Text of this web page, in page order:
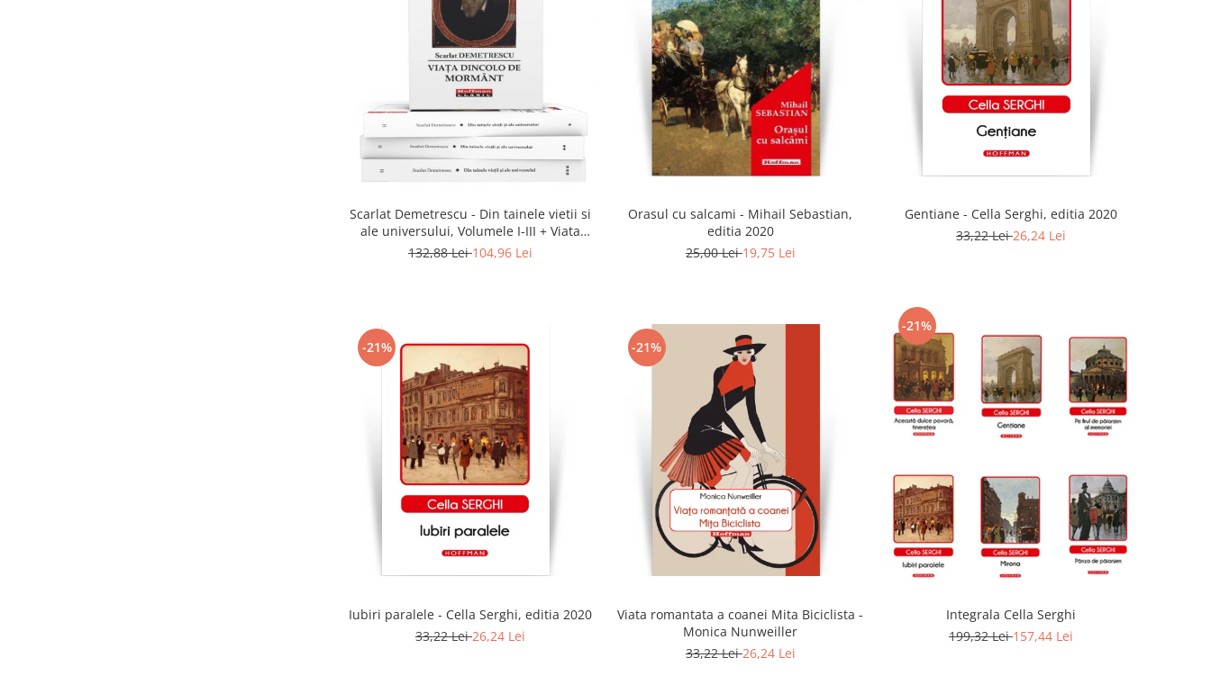
Scarlat Demetrescu - Din tainele vietii si
ale universului, Volumele I-III + Viata
dincolo de mormant
132,88 Lei104,96 Lei
Orasul cu salcami - Mihail Sebastian,
editia 2020
25,00 Lei19,75 Lei
Gentiane - Cella Serghi, editia 2020
33,22 Lei26,24 Lei
-21%
Iubiri paralele - Cella Serghi, editia 2020
33,22 Lei26,24 Lei
-21%
Viata romantata a coanei Mita Biciclista -
Monica Nunweiller
33,22 Lei26,24 Lei
-21%
Integrala Cella Serghi
199,32 Lei157,44 Lei